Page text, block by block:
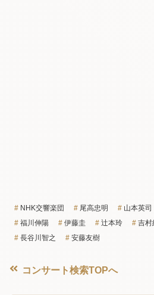
NHK交響楽団 尾高忠明 山本英司
福川伸陽
伊藤圭 辻本玲 吉村
長谷川智之
安藤友樹
コンサート検索TOPへ